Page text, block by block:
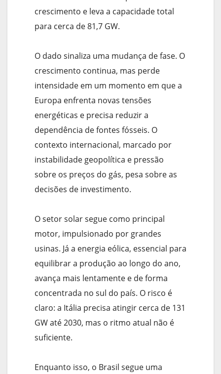
crescimento e leva a capacidade total
para cerca de 81,7 GW.
O dado sinaliza uma mudança de fase. O
crescimento continua, mas perde
intensidade em um momento em que a
Europa enfrenta novas tensões
energéticas e precisa reduzir a
dependência de fontes fósseis. O
contexto internacional, marcado por
instabilidade geopolítica e pressão
sobre os preços do gás, pesa sobre as
decisões de investimento.
O setor solar segue como principal
motor, impulsionado por grandes
usinas. Já a energia eólica, essencial para
equilibrar a produção ao longo do ano,
avança mais lentamente e de forma
concentrada no sul do país. O risco é
claro: a Itália precisa atingir cerca de 131
GW até 2030, mas o ritmo atual não é
suficiente.
Enquanto isso, o Brasil segue uma